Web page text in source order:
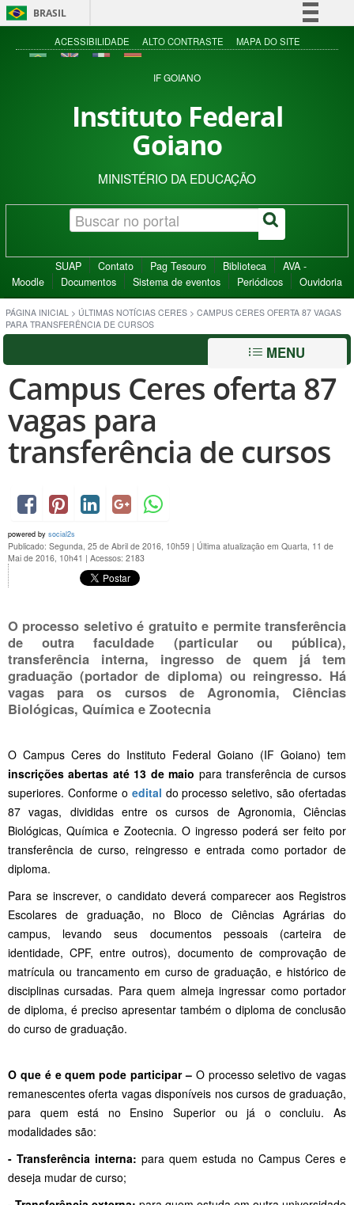
BRASIL
Simplifique!
Acesso à informação
ACESSIBILIDADE ALTO CONTRASTE MAPA DO SITE
IF GOIANO
Instituto Federal
Goiano
MINISTÉRIO DA EDUCAÇÃO
SUAP Contato Pag Tesouro Biblioteca
AVA -
Moodle
Documentos Sistema de eventos Periódicos Ouvidoria
PÁGINA INICIAL > ÚLTIMAS NOTÍCIAS CERES > CAMPUS CERES OFERTA 87 VAGAS
PARA TRANSFERÊNCIA DE CURSOS
MENU
Campus Ceres oferta 87
vagas para
transferência de cursos
powered by social2s
Publicado: Segunda, 25 de Abril de 2016, 10h59 | Última atualização em Quarta, 11 de
Mai de 2016, 10h41 | Acessos: 2183
O processo seletivo é gratuito e permite transferência
de outra faculdade (particular ou pública),
transferência interna, ingresso de quem já tem
graduação (portador de diploma) ou reingresso. Há
vagas para os cursos de Agronomia, Ciências
Biológicas, Química e Zootecnia
O Campus Ceres do Instituto Federal Goiano (IF Goiano) tem
inscrições abertas até 13 de maio para transferência de cursos
superiores. Conforme o edital do processo seletivo, são ofertadas
87 vagas, divididas entre os cursos de Agronomia, Ciências
Biológicas, Química e Zootecnia. O ingresso poderá ser feito por
transferência de curso, reingresso e entrada como portador de
diploma.
Para se inscrever, o candidato deverá comparecer aos Registros
Escolares de graduação, no Bloco de Ciências Agrárias do
campus, levando seus documentos pessoais (carteira de
identidade, CPF, entre outros), documento de comprovação de
matrícula ou trancamento em curso de graduação, e histórico de
disciplinas cursadas. Para quem almeja ingressar como portador
de diploma, é preciso apresentar também o diploma de conclusão
do curso de graduação.
O que é e quem pode participar –O processo seletivo de vagas
remanescentes oferta vagas disponíveis nos cursos de graduação,
para quem está no Ensino Superior ou já o concluiu. As
modalidades são:
- Transferência interna: para quem estuda no Campus Ceres e
deseja mudar de curso;